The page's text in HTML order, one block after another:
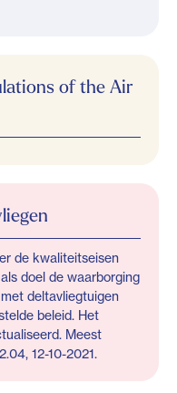
of the Air
de kwaliteitseisen
doel de waarborging
deltavliegtuigen
beleid. Het
Meest
12-10-2021.